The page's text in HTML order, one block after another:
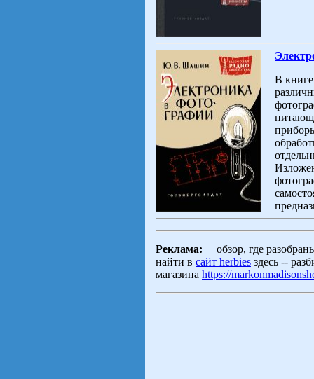
В
Реклама: обзор, где
найти в сайт herbies здесь --
магазина https://